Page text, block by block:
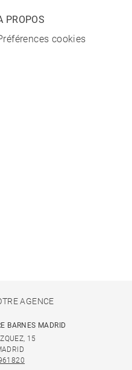
PROPOS
cookies
AGENCE
BARNES MADRID
15